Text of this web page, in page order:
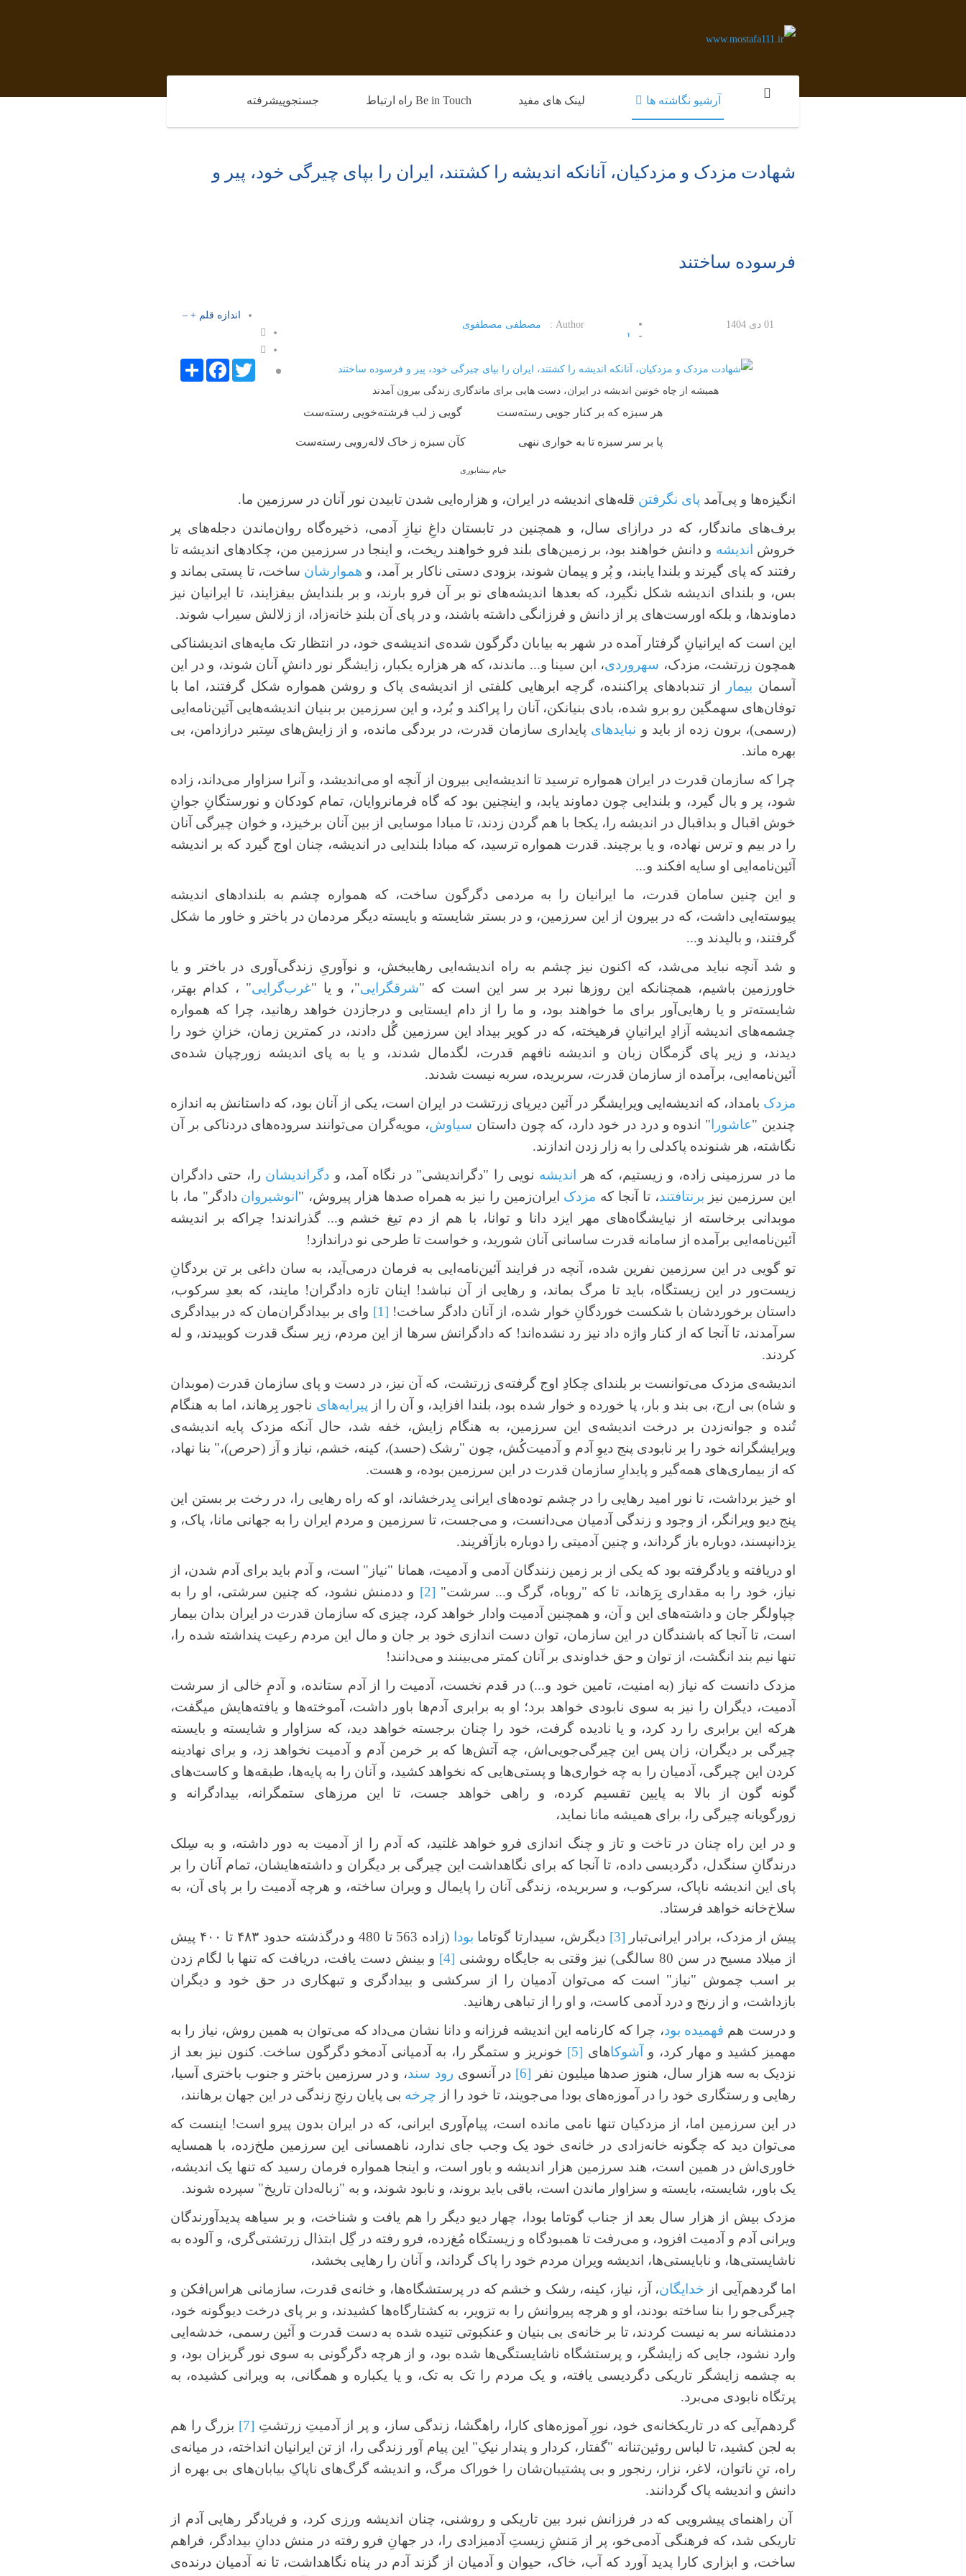
آرشیو نگاشته ها لینک های مفید Be in Touch راه ارتباط جستجوپیشرفته
شهادت مزدک و مزدکیان، آنانکه اندیشه را کشتند، ایران را بپای چیرگی خود، پیر و
فرسوده ساختند
اندازه قلم +
–
Share
FacebookTwitter
01 دی 1404
1
3
4
Author : مصطفی مصطفوی
همیشه از چاه خونین اندیشه در ایران، دست هایی برای ماندگاری زندگی بیرون آمدند
هر سبزه که بر کنار جویی رسته‌ست گویی ز لب فرشته‌خویی رسته‌ست
پا بر سر سبزه تا به خواری ننهی کآن سبزه ز خاک لاله‌رویی رسته‌ست
خیام نیشابوری
انگیزه‌ها و پی‌آمد پای نگرفتن قله‌های اندیشه در ایران، و هزاره‌ایی شدن تابیدن نور آنان در سرزمین ما.
برف‌های ماندگار، که در درازای سال، و همچنین در تابستان داغِ نیازِ آدمی، ذخیره‌گاه روان‌ماندن دجله‌های پر
خروش اندیشه و دانش خواهند بود، بر زمین‌های بلند فرو خواهند ریخت، و اینجا در سرزمین من، چکاد‌های اندیشه تا
رفتند که پای گیرند و بلندا یابند، و پُر و پیمان شوند، بزودی دستی ناکار بر آمد، و هموارشان ساخت، تا پستی بماند و
بس، و بلندای اندیشه‌ شکل نگیرد، که بعدها اندیشه‌های نو بر آن فرو بارند، و بر بلندایش بیفزایند، تا ایرانیان نیز
دماوندها، و بلکه اورست‌های پر از دانش و فرزانگی داشته باشند، و در پای آن بلندِ خانه‌زاد، از زلالش سیراب شوند.
این است که ایرانیانِ گرفتار آمده در شهر به بیابان دگرگون شده‌ی اندیشه‌ی خود، در انتظار تک مایه‌های اندیشناکی
همچون زرتشت، مزدک، سهروردی، ابن سینا و... ماندند، که هر هزاره یکبار، زایشگر نور دانشِ آنان شوند، و در این
آسمان بیمار
از تندبادهای پراکننده، گرچه ابرهایی کلفتی از اندیشه‌ی پاک و روشن همواره شکل گرفتند، اما با
توفان‌های سهمگین رو برو شده، بادی بنیانکن، آنان را پراکند و بُرد، و این سرزمین بر بنیان اندیشه‌هایی آئین‌نامه‌ایی
(رسمی)، برون زده از باید و نبایدهای پایداری سازمان قدرت، در بردگی مانده، و از زایش‌های سِتبر درازدامن، بی
بهره ماند.
چرا که سازمان قدرت در ایران همواره ترسید تا اندیشه‌ایی بیرون از آنچه او می‌اندیشد، و آنرا سزاوار می‌داند، زاده
شود، پر و بال گیرد، و بلندایی چون دماوند یابد، و اینچنین بود که گاه فرمانروایان، تمام کودکان و نورستگانِ جوانِ
خوش اقبال و بداقبال در اندیشه را، یکجا با هم گردن زدند، تا مبادا موسایی از بین آنان برخیزد، و خوان چیرگی آنان
را در بیم و ترس نهاده، و یا برچیند. قدرت همواره ترسید، که مبادا بلندایی در اندیشه، چنان اوج گیرد که بر اندیشه
آئین‌نامه‌ایی او سایه افکند و...
و این چنین سامان قدرت، ما ایرانیان را به مردمی دگرگون‌ ساخت، که همواره چشم به بلندادهای اندیشه
پیوسته‌ایی داشت، که در بیرون از این سرزمین، و در بستر شایسته و بایسته دیگر مردمان در باختر و خاور ما شکل
گرفتند، و بالیدند و...
و شد آنچه نباید می‌شد، که اکنون نیز چشم به راه اندیشه‌ایی رهایبخش، و نوآوریِ زندگی‌آوری در باختر و یا
خاورزمین باشیم، همچنانکه این روزها نبرد بر سر این است که "شرقگرایی"، و یا "غرب‌گرایی" ، کدام بهتر،
شایسته‌تر و یا رهایی‌آور برای ما خواهند بود، و ما را از دام ایستایی و درجازدن خواهد رهانید، چرا که همواره
چشمه‌های اندیشه آزادِ ایرانیانِ فرهیخته، که در کویر بیداد این سرزمین گُل دادند، در کمترین زمان، خزانِ خود را
دیدند، و زیر پای گزمگان زبان و اندیشه‌ نافهم قدرت، لگدمال شدند، و یا به پای اندیشه زورچپان شده‌ی
آئین‌نامه‌ایی، برآمده از سازمان قدرت، سربریده، سربه نیست شدند.
مزدک بامداد، که اندیشه‌ایی ویرایشگر در آئین دیرپای زرتشت در ایران است، یکی از آنان بود، که داستانش به اندازه
چندین "عاشورا " اندوه و درد در خود دارد، که چون داستان سیاوش، مویه‌گران می‌توانند سروده‌های دردناکی بر آن
نگاشته، هر شنونده پاکدلی را به زار زدن اندازند.
ما در سرزمینی زاده، و زیستیم، که هر
اندیشه نویی را "دگراندیشی" در نگاه آمد، و دگراندیشان را، حتی دادگران
این سرزمین نیز بر‌نتافتند، تا آنجا که مزدک ‌ ایران‌زمین را نیز به همراه صدها هزار پیروش، " انوشیروان دادگر" ما، با
موبدانی برخاسته از نیایشگاه‌های مهر ایزد دانا و توانا، با هم از دم تیغ خشم و... گذراندند! چراکه بر اندیشه
آئین‌نامه‌ایی برآمده از سامانه قدرت ساسانی آنان شورید، و خواست تا طرحی نو دراندازد!
تو گویی در این سرزمین نفرین شده، آنچه در فرایند آئین‌نامه‌ایی به فرمان درمی‌آید، به سان داغی بر تن بردگانِ
زیست‌ور در این زیستگاه، باید تا مرگ بماند، و رهایی از آن نباشد! اینان تازه دادگران! مایند، که بعدِ سرکوب،
داستان برخوردشان با شکست خوردگانِ خوار شده، از آنان دادگر ساخت! [1]
وای بر بیدادگران‌مان که در بیدادگری
سرآمدند، تا آنجا که از کنار واژه داد نیز رد نشده‌اند! که دادگرانش سرها از این مردم، زیر سنگ قدرت کوبیدند، و له
کردند.
اندیشه‌ی مزدک می‌توانست بر بلندای چکادِ اوج گرفته‌ی زرتشت، که آن نیز، در دست و پای سازمان قدرت (موبدان
و شاه) بی ارج، بی بند و بار، پا خورده و خوار شده بود، بلندا افزاید، و آن را از پیرایه‌های ناجور بِرهاند، اما به هنگام
تُنده و جوانه‌زدن بر درخت اندیشه‌ی این سرزمین، به هنگام زایش، خفه شد، حال آنکه مزدک پایه اندیشه‌ی
ویرایشگرانه خود را بر نابودی پنج دیوِ آدم و آدمیت‌کُش، چون "رشک (حسد)، کینه، خشم، نیاز و آز (حرص)،" بنا نهاد،
که از بیماری‌های همه‌گیر و پایدارِ سازمان قدرت در این سرزمین بوده، و هست.
او خیز برداشت، تا نور امید رهایی را در چشم توده‌های ایرانی بِدرخشاند، او که راه رهایی را، در رخت بر بستن این
پنج دیو ویرانگر، از وجود و زندگی آدمیان می‌دانست، و می‌جست، تا سرزمین و مردم ایران را به جهانی مانا، پاک، و
یزدانپسند، دوباره باز گرداند، و چنین آدمیتی را دوباره بازآفریند.
او دریافته و یادگرفته بود که یکی از بر زمین زنندگان آدمی و آدمیت، همانا "نیاز" است، و آدم باید برای آدم شدن، از
نیاز، خود را به مقداری بِرَهاند، تا که "روباه، گرگ و... سرشت" [2]
و ددمنش نشود، که چنین سرشتی، او را به
چپاولگر جان و داشته‌های این و آن، و همچنین آدمیت وادار خواهد کرد، چیزی که سازمان قدرت در ایران بدان بیمار
است، تا آنجا که باشندگان در این سازمان، توان دست اندازی خود بر جان و مال این مردم رعیت پنداشته شده را،
تنها نیم بند انگشت، از توان و حق خداوندی بر آنان کمتر می‌بینند و می‌دانند!
مزدک دانست که نیاز (به امنیت، تامین خود و...) در قدم نخست، آدمیت را از آدم ستانده، و آدمِ خالی از سرشت
آدمیت، دیگران را نیز به سوی نابودی خواهد برد؛ او به برابری آدم‌ها باور داشت، آموخته‌ها و یافته‌هایش میگفت،
هرکه این برابری را رد کرد، و یا نادیده گرفت، خود را چنان برجسته خواهد دید، که سزاوار و شایسته و بایسته
چیرگی بر دیگران، زان پس این چیرگی‌جویی‌اش، چه آتش‌ها که بر خرمن آدم و آدمیت نخواهد زد، و برای نهادینه
کردن این چیرگی، آدمیان را به چه خواری‌ها و پستی‌هایی که نخواهد کشید، و آنان را به پایه‌ها، طبقه‌ها و کاست‌های
گونه گون از بالا به پایین تقسیم کرده، و راهی خواهد جست، تا این مرزهای ستمگرانه، بیدادگرانه و
زورگویانه چیرگی را، برای همیشه مانا نماید،
و در این راه چنان در تاخت و تاز و چنگ اندازی فرو خواهد غلتید، که آدم را از آدمیت به دور داشته، و به سِلک
درندگانِ سنگدل، دگردیسی داده، تا آنجا که برای نگاهداشت این چیرگی بر دیگران و داشته‌هایشان، تمام آنان را بر
پای این اندیشه ناپاک، سرکوب، و سربریده، زندگی آنان را پایمال و ویران ساخته، و هرچه آدمیت را بر پای آن، به
سلاخ‌خانه ‌خواهد فرستاد.
پیش از مزدک، برادر ایرانی‌تبار [3] دیگرش، سیدارتا گوتاما بودا
(زاده 563 تا 480 و درگذشته حدود ۴۸۳ تا ۴۰۰ پیش
از میلاد مسیح در سن 80 سالگی) نیز وقتی به جایگاه روشنی
[4]
و بینش دست یافت، دریافت که تنها با لگام زدن
بر اسب چموش "نیاز" است که می‌توان آدمیان را از سرکشی و بیدادگری و تبهکاری در حق خود و دیگران
بازداشت، و از رنج و درد آدمی کاست، و او را از تباهی رهانید.
و درست هم فهمیده بود، چرا که کارنامه این اندیشه فرزانه و دانا نشان می‌داد که می‌توان به همین روش، نیاز را به
مهمیز کشید و مهار کرد، و
آشوکاهای [5]
خونریز و ستمگر را، به آدمیانی آدمخو دگرگون ساخت. کنون نیز بعد از
نزدیک به سه هزار سال، هنوز صدها میلیون نفر [6] در آنسوی رود سند، و در سرزمین باختر و جنوب باختری آسیا،
رهایی و رستگاری خود را در آموزه‌های بودا می‌جویند، تا خود را از چرخه بی پایان رنجِ زندگی در این جهان برهانند،
در این سرزمین اما، از مزدکیان تنها نامی مانده است، پیام‌آوری ایرانی، که در ایران بدون پیرو است! اینست که
می‌توان دید که چگونه خانه‌زادی در خانه‌ی خود یک وجب جای ندارد، ناهمسانی این سرزمین ملخ‌زده، با همسایه
خاوری‌اش در همین است، هند سرزمین هزار اندیشه و باور است، و اینجا همواره فرمان رسید که تنها یک اندیشه،
یک باور، شایسته، بایسته و سزاوار ماندن است، باقی باید بروند، و نابود شوند، و به "زباله‌دان تاریخ" سپرده شوند.
مزدک بیش از هزار سال بعد از جناب گوتاما بودا، چهار دیو دیگر را هم یافت و شناخت، و بر سیاهه پدیدآورندگان
ویرانی آدم و آدمیت افزود، و می‌رفت تا همبودگاه و زیستگاه مُغ‌زده، فرو رفته در گِل ابتذال زرتشتی‌گری، و آلوده به
ناشایستی‌ها، و نابایستی‌ها، اندیشه ویران مردم خود را پاک گرداند، و آنان را رهایی بخشد،
اما گردهم‌آیی از خدایگان، آز، نیاز، کینه، رشک و خشم که در پرستشگاه‌ها، و خانه‌ی قدرت، سازمانی هراس‌افکن و
چیرگی‌جو را بنا ساخته بودند، او و هرچه پیروانش را به تزویر، به کشتارگاه‌ها کشیدند، و بر پای درخت دیوگونه خود،
ددمنشانه سر به نیست کردند، تا بر خانه‌ی بی بنیان و عنکبوتی تنیده شده به دست قدرت و آئین رسمی، خدشه‌ایی
وارد نشود، جایی که زایشگر، و پرستشگاه ناشایستگی‌ها شده بود، و از هرچه دگرگونی به سوی نور گریزان بود، و
به چشمه زایشگر تاریکی دگردیسی یافته، و یک مردم را تک به تک، و یا یکباره و همگانی، به ویرانی کشیده، به
پرتگاه نابودی می‌برد.
گردهم‌آیی که در تاریکخانه‌ی خود، نورِ آموزه‌های کارا، راهگشا، زندگی ساز، و پر از آدمیتِ زرتشتِ [7]
بزرگ را هم
به لجن کشید، تا لباس روئین‌تنانه "گفتار، کردار و پندار نیکِ" این پیام آور زندگی را، از تن ایرانیان انداخته، در میانه‌ی
راه، تنِ ناتوان، لاغر، نزار، رنجور و بی پشتیبان‌شان را خوراک مرگ، و اندیشه گرگ‌های ناپاکِ بیابان‌های بی بهره از
دانش و اندیشه پاک گردانند.
آن راهنمای پیشرویی که در فرزانش نبرد بین تاریکی و روشنی، چنان اندیشه ورزی کرد، و فریادگر رهایی آدم از
تاریکی شد، که فرهنگی آدمی‌خو، پر از مَنشِ زیستِ آدمیزادی را، در جهانِ فرو رفته در منش ددانِ بیدادگر، فراهم
ساخت، و ابزاری کارا پدید آورد که آب، خاک، حیوان و آدمیان از گزند آدم در پناه نگاهداشت، تا نه آدمیان درنده‌ی